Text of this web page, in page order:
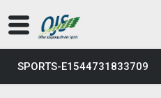
SPORTS-E1544731833709